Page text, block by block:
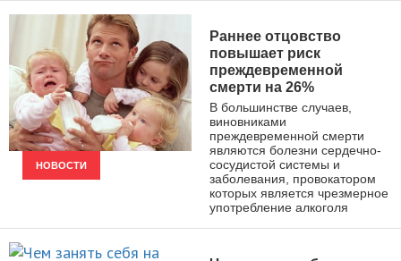
НОВОСТИ
Раннее отцовство
повышает риск
преждевременной
смерти на 26%
В большинстве случаев,
виновниками
преждевременной смерти
являются болезни сердечно-
сосудистой системы и
заболевания, провокатором
которых является чрезмерное
употребление алкоголя